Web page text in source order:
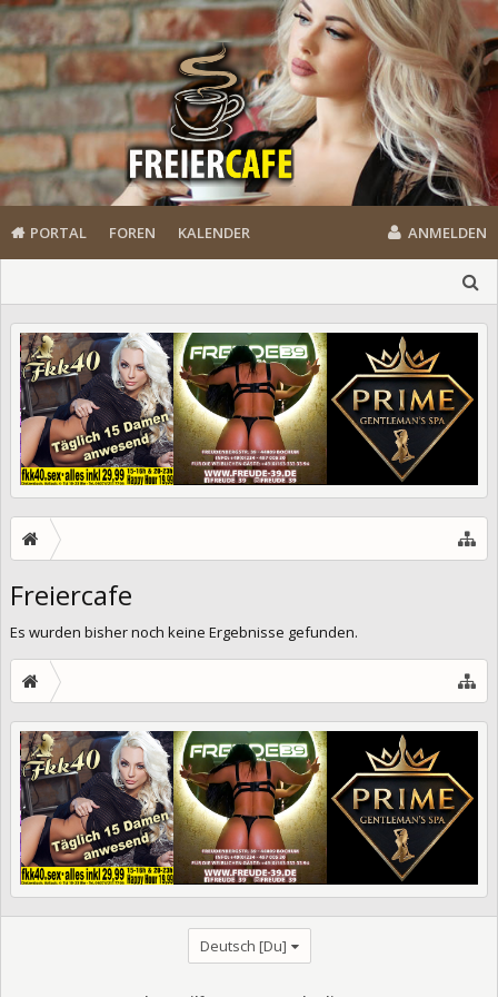
PORTAL FOREN KALENDER ANMELDEN
Freiercafe
Es wurden bisher noch keine Ergebnisse gefunden.
Deutsch [Du]